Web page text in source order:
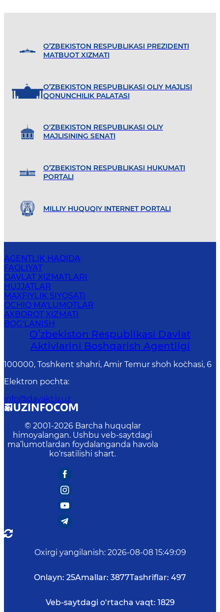
O’ZBEKISTON RESPUBLIKASI PREZIDENTI
MATBUOT XIZMATI
O’ZBEKISTON RESPUBLIKASI OLIY MAJLISI
QONUNCHILIK PALATASI
O'ZBEKISTON RESPUBLIKASI OLIY
MAJLISINING SENATI
O’ZBEKISTON RESPUBLIKASI HUKUMATI
PORTALI
MILLIY HUQUQIY INTERNET PORTALI
AGENTLIK HAQIDA
FAOLIYAT
DAVLAT XIZMATLARI
HUJJATLAR
MAXFIYLIK SIYOSATI
OCHIQ MA'LUMOTLAR
AXBOROT XIZMATI
BOG‘LANISH
Oʻzbekiston Respublikasi Davlat
Aktivlarini Boshqarish Agentligi
100000, Toshkent shahri, Amir Temur shoh ko`chasi, 6
Elektron pochta:
info@davaktiv.uz
© 2001-2026 Barcha huquqlar
himoyalangan. Ushbu veb-saytdagi
ma’lumotlardan foydalanganda havola
ko‘rsatilishi shart.
Oxirgi yangilanish: 2026-08-08 15:49:09
Onlayn: 25Amallar: 3877Tashriflar: 497
Veb-saytdagi o‘rtacha vaqt: 1829